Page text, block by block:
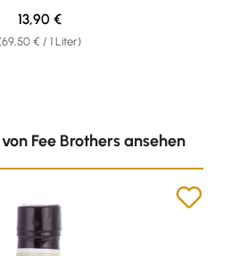
€ / 1 Liter)
Regulärer Preis:
13,90 €
Fee Brothers ansehen